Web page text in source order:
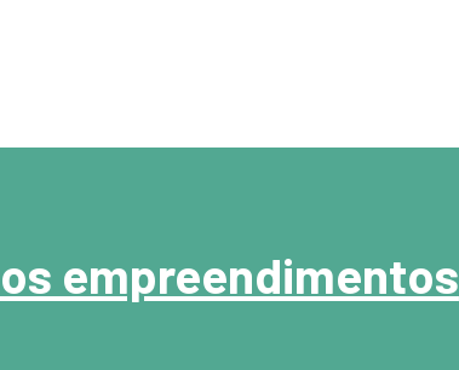
empreendimentos